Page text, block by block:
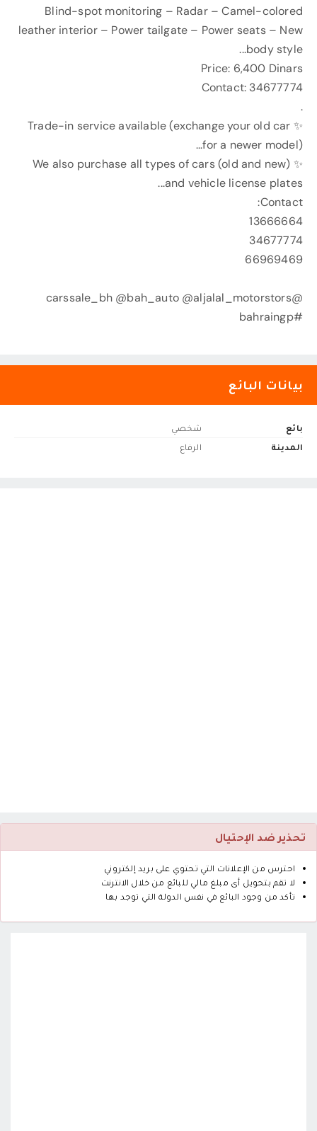
Blind-spot monitoring – Radar – Camel-colored
leather interior – Power tailgate – Power seats – New
body style...
Price: 6,400 Dinars
Contact: 34677774
.
✨ Trade-in service available (exchange your old car
for a newer model)...
✨ We also purchase all types of cars (old and new)
and vehicle license plates...
Contact:
13666664
34677774
66969469
@carssale_bh @bah_auto @aljalal_motorstors
#bahraingp
بيانات البائع
بائع
شخصي
المدينة
الرفاع
تحذير ضد الإحتيال
احترس من الإعلانات التي تحتوي على بريد إلكتروني
لا تقم بتحويل أى مبلغ مالي للبائع من خلال الانترنت
تأكد من وجود البائع في نفس الدولة التي توجد بها